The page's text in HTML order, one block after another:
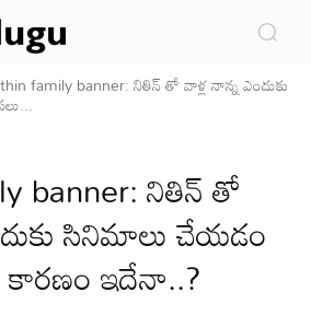
family banner: నితిన్ తో వాళ్ల నాన్న ఎందుకు
banner: నితిన్ తో
సినిమాలు చేయడం
కారణం ఇదేనా..?